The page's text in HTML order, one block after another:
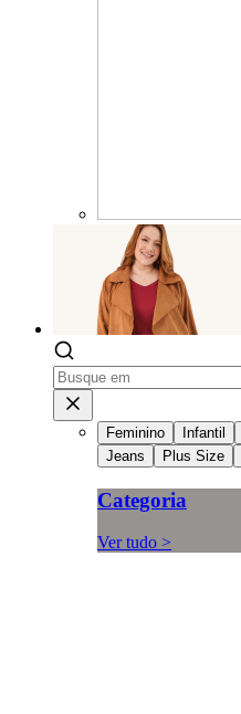
Feminino Infantil
Jeans
Plus Size
Categoria
Ver tudo >